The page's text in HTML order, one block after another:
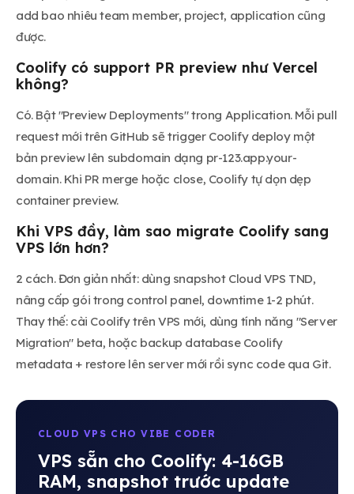
add bao nhiêu team member, project, application cũng
được.
Coolify có support PR preview như Vercel
không?
Có. Bật "Preview Deployments" trong Application. Mỗi pull
request mới trên GitHub sẽ trigger Coolify deploy một
bản preview lên subdomain dạng pr-123.app.your-
domain. Khi PR merge hoặc close, Coolify tự dọn dẹp
container preview.
Khi VPS đầy, làm sao migrate Coolify sang
VPS lớn hơn?
2 cách. Đơn giản nhất: dùng snapshot Cloud VPS TND,
nâng cấp gói trong control panel, downtime 1-2 phút.
Thay thế: cài Coolify trên VPS mới, dùng tính năng "Server
Migration" beta, hoặc backup database Coolify
metadata + restore lên server mới rồi sync code qua Git.
CLOUD VPS CHO VIBE CODER
VPS sẵn cho Coolify: 4-16GB
RAM, snapshot trước update